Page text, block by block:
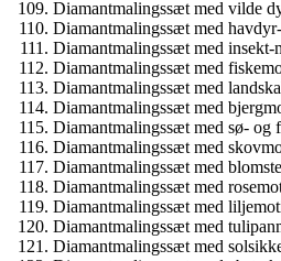
Diamantmalingssæt med vilde
Diamantmalingssæt med
Diamantmalingssæt med insekt-
Diamantmalingssæt med
Diamantmalingssæt med
Diamantmalingssæt med
Diamantmalingssæt med sø- og
Diamantmalingssæt med
Diamantmalingssæt med
Diamantmalingssæt med
Diamantmalingssæt med
Diamantmalingssæt med
Diamantmalingssæt med